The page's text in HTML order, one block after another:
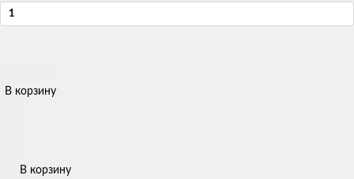
В корзину
В корзину